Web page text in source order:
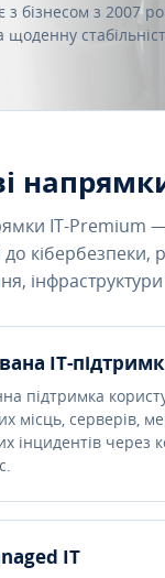
бізнесом з 2007
щоденну
IT-Premium
до кібербезпеки,
інфраструктури
IT-
підтримка
місць, серверів,
інцидентів через
IT